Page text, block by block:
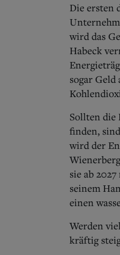
Die ersten
wird das
Habeck
sogar
Sollten die
finden,
wird der
sie ab
seinem
einen
Werden
kräftig